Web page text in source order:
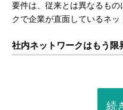
要件は、従来とは異なるも
クで企業が直面しているネッ
社内ネットワークはもう
続